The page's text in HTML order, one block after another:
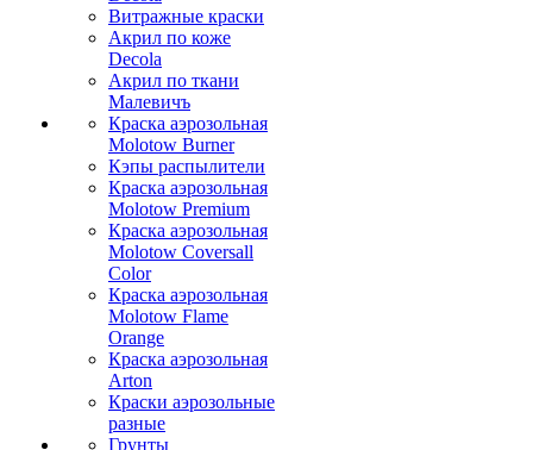
Витражные краски
Акрил по коже
Decola
Акрил по ткани
Малевичъ
Краска аэрозольная
Molotow Burner
Кэпы распылители
Краска аэрозольная
Molotow Premium
Краска аэрозольная
Molotow Coversall
Color
Краска аэрозольная
Molotow Flame
Orange
Краска аэрозольная
Arton
Краски аэрозольные
разные
Грунты